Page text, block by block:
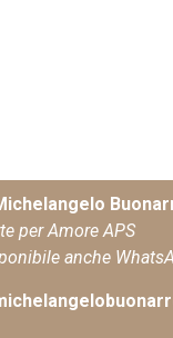
per Amore APS
anche